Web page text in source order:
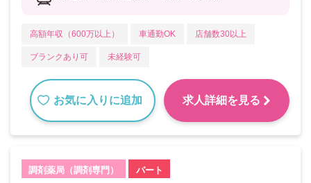
高額年収（600万以上） 車通勤OK 店舗数30以上
ブランクあり可 未経験可
お気に入りに追加 求人詳細を見る
調剤薬局（調剤専門） パート